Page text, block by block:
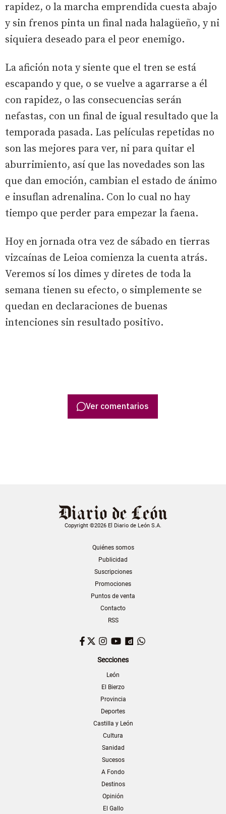
rapidez, o la marcha emprendida cuesta abajo
y sin frenos pinta un final nada halagüeño, y ni
siquiera deseado para el peor enemigo.
La afición nota y siente que el tren se está
escapando y que, o se vuelve a agarrarse a él
con rapidez, o las consecuencias serán
nefastas, con un final de igual resultado que la
temporada pasada. Las películas repetidas no
son las mejores para ver, ni para quitar el
aburrimiento, así que las novedades son las
que dan emoción, cambian el estado de ánimo
e insuflan adrenalina. Con lo cual no hay
tiempo que perder para empezar la faena.
Hoy en jornada otra vez de sábado en tierras
vizcaínas de Leioa comienza la cuenta atrás.
Veremos sí los dimes y diretes de toda la
semana tienen su efecto, o simplemente se
quedan en declaraciones de buenas
intenciones sin resultado positivo.
Ver comentarios
Copyright ©2026 El Diario de León S.A.
Quiénes somos
Publicidad
Suscripciones
Promociones
Puntos de venta
Contacto
RSS
Facebook
TwitterInstagram
YouTubeDailymotion
Secciones
León
El Bierzo
Provincia
Deportes
Castilla y León
Cultura
Sanidad
Sucesos
A Fondo
Destinos
Opinión
El Gallo